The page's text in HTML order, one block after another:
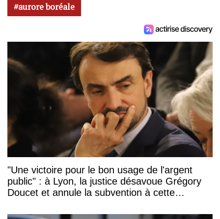
aurore boréale
"Une victoire pour le bon usage de l'argent
public" : à Lyon, la justice désavoue Grégory
Doucet et annule la subvention à cette